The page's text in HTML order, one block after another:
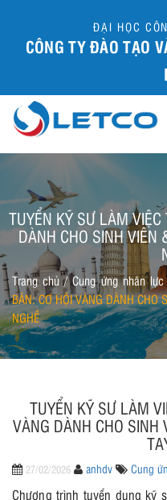
ĐẠI HỌC
CÔNG TY ĐÀO TẠO
TUYỂN KỸ SƯ LÀM
DÀNH CHO SINH VIÊN
Trang chủ/Cung ứng nhân lực
BẢN: CƠ HỘI VÀNG DÀNH CHO
NGHỀ
TUYỂN KỸ SƯ LÀM
VÀNG DÀNH CHO SINH
27/02/2026 anhdv Cung
Chương trình tuyển dụng kỹ